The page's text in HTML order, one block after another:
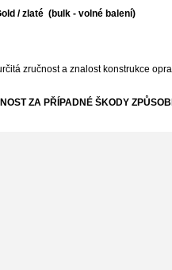
/ zlaté (bulk - volné balení)
zručnost a znalost konstrukce
ZA PŘÍPADNÉ ŠKODY